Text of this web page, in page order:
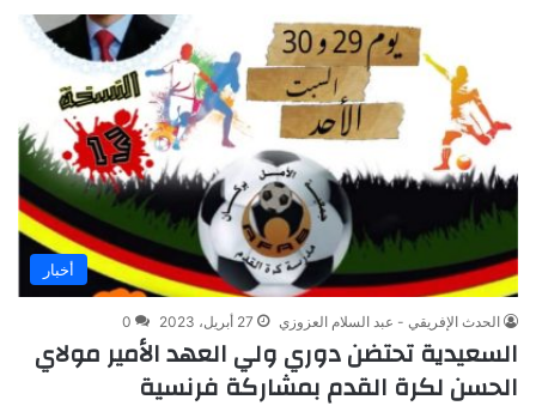
أخبار
الحدث الإفريقي - عبد السلام العزوزي 27 أبريل، 2023 0
السعيدية تحتضن دوري ولي العهد الأمير مولاي
الحسن لكرة القدم بمشاركة فرنسية